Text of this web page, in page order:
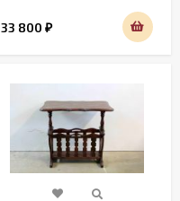
33 800 ₽